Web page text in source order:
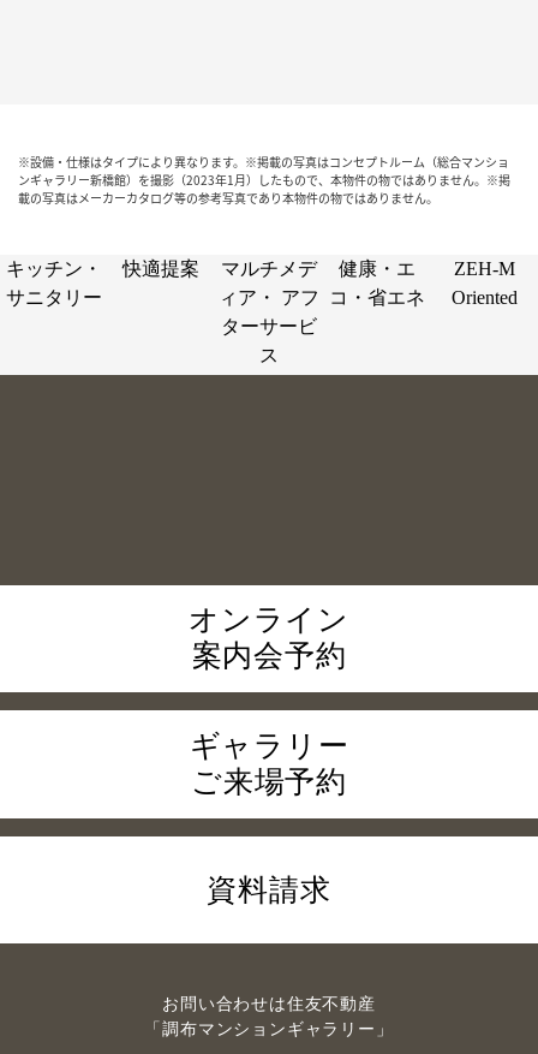
※設備・仕様はタイプにより異なります。※掲載の写真はコンセプトルーム（総合マンショ
ンギャラリー新橋館）を撮影（2023年1月）したもので、本物件の物ではありません。※掲
載の写真はメーカーカタログ等の参考写真であり本物件の物ではありません。
キッチン・
サニタリー
快適提案
マルチメデ
ィア・
アフ
ターサービ
ス
健康・エ
コ・省エネ
ZEH-M
Oriented
オンライン
案内会予約
ギャラリー
ご来場予約
資料請求
お問い合わせは住友不動産
「調布マンションギャラリー」